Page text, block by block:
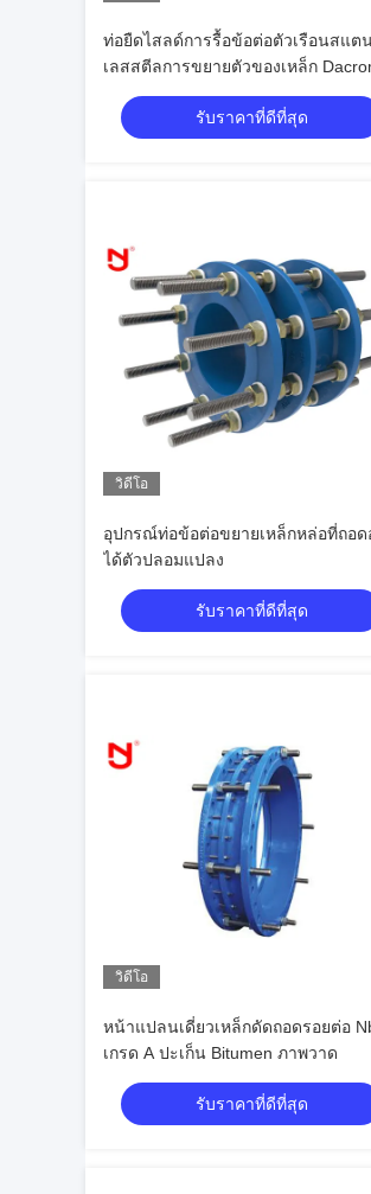
ท่อยืดไสลด์การรื้อข้อต่อตัวเรือนสแต
เลสสตีลการขยายตัวของเหล็ก
รับราคาที่ดีที่สุด
วิดีโอ
อุปกรณ์ท่อข้อต่อขยายเหล็กหล่อที่ถอด
ได้ตัวปลอมแปลง
รับราคาที่ดีที่สุด
วิดีโอ
หน้าแปลนเดี่ยวเหล็กดัดถอดรอยต่อ
เกรด A ปะเก็น Bitumen ภาพวาด
รับราคาที่ดีที่สุด